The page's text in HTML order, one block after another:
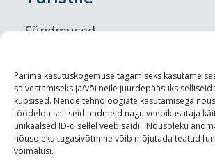
Parima kasutuskogemuse tagamiseks kasutame
salvestamiseks ja/või neile juurdepääsuks
küpsised. Nende tehnoloogiate kasutamisega
töödelda selliseid andmeid nagu veebikasutaja
unikaalsed ID-d sellel veebisaidil. Nõusoleku
nõusoleku tagasivõtmine võib mõjutada teatud
võimalusi.
Sündmused
Maitseelamused
Vaatamisväärsused
Visit Tallinn